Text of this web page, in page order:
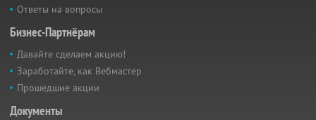
Ответы на вопросы
Бизнес-Партнёрам
Давайте сделаем акцию!
Заработайте, как Вебмастер
Прошедшие акции
Документы